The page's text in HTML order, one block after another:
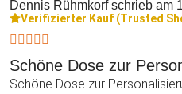
Dennis Rühmkorfschrieb am
Verifizierter Kauf (Trusted
Schöne Dose zur
Schöne Dose zur